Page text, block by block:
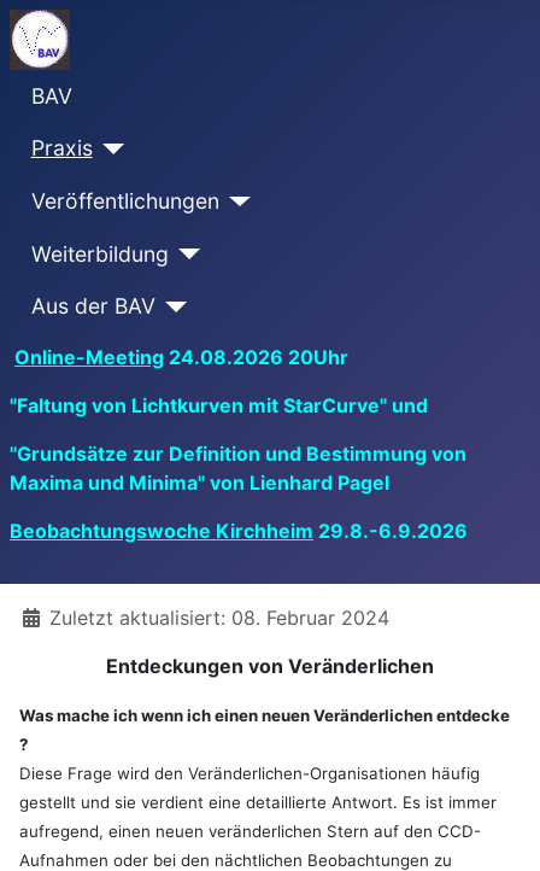
BAV
Praxis
Veröffentlichungen
Weiterbildung
Aus der BAV
Online-Meeting 24.08.2026 20Uhr
"Faltung von Lichtkurven mit StarCurve" und
"Grundsätze zur Definition und Bestimmung von
Maxima und Minima" von Lienhard Pagel
Beobachtungswoche Kirchheim 29.8.-6.9.2026
DetailsZuletzt aktualisiert: 08. Februar 2024
Entdeckungen von Veränderlichen
Was mache ich wenn ich einen neuen Veränderlichen entdecke
?
Diese Frage wird den Veränderlichen-Organisationen häufig
gestellt und sie verdient eine detaillierte Antwort. Es ist immer
aufregend, einen neuen veränderlichen Stern auf den CCD-
Aufnahmen oder bei den nächtlichen Beobachtungen zu